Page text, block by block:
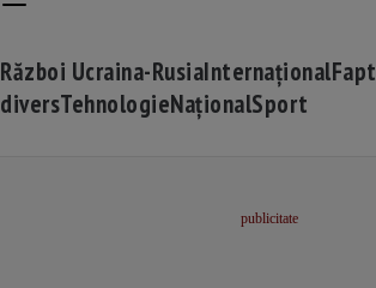
Război Ucraina-RusiaInternaționalFapt
diversTehnologieNaționalSport